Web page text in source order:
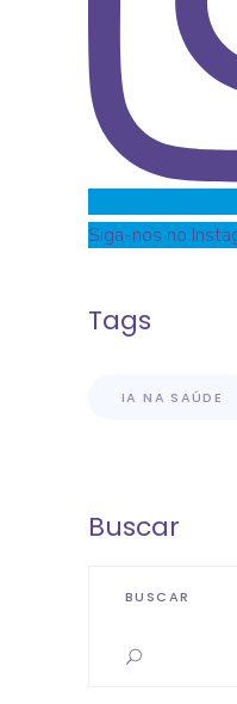
Siga-nos no
Tags
IA NA SAÚDE
Buscar